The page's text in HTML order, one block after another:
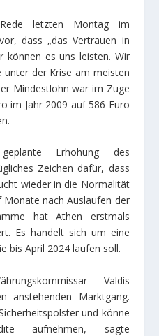
letzten Montag im
dass „das Vertrauen in
können es uns leisten. Wir
unter der Krise am meisten
Mindestlohn war im Zuge
im Jahr 2009 auf 586 Euro
Erhöhung des
Zeichen dafür, dass
wieder in die Normalität
Monate nach Auslaufen der
hat Athen erstmals
Es handelt sich um eine
bis April 2024 laufen soll.
Valdis
anstehenden Marktgang.
und könne
aufnehmen, sagte